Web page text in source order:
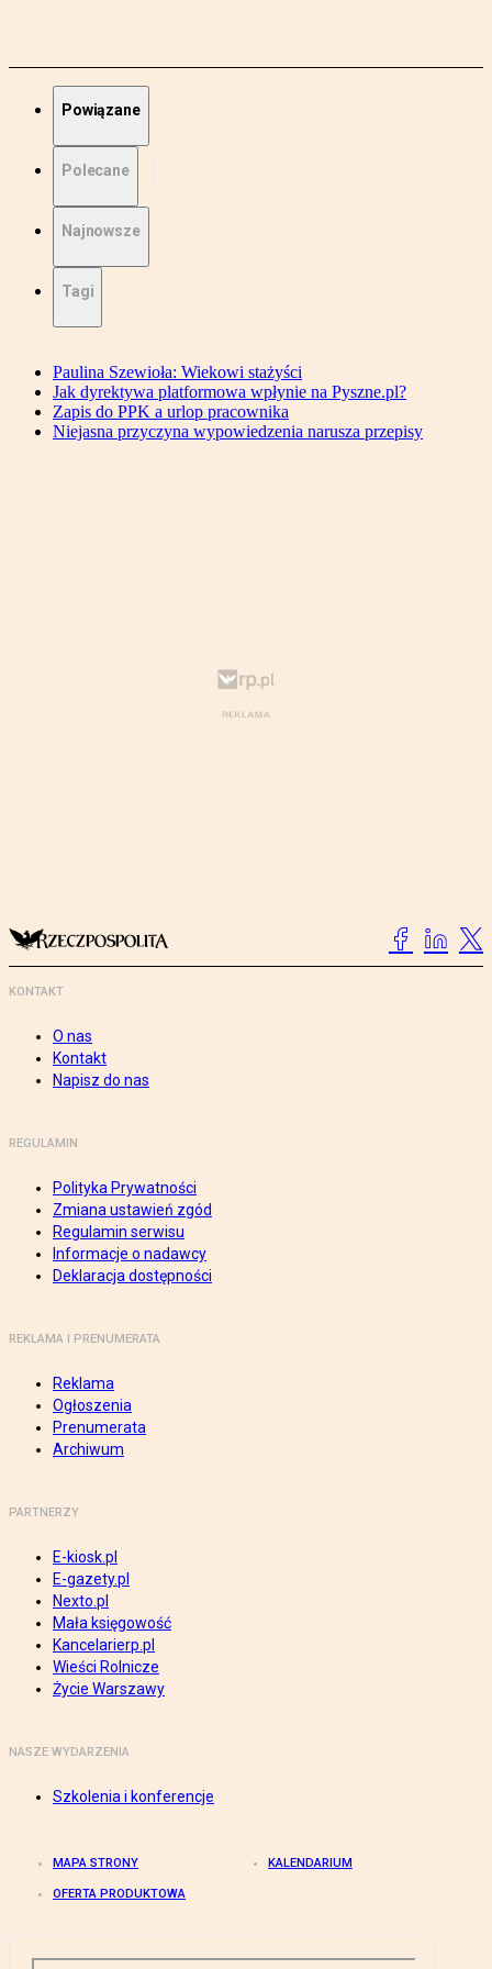
Powiązane
Polecane
Najnowsze
Tagi
Paulina Szewioła: Wiekowi stażyści
Jak dyrektywa platformowa wpłynie na Pyszne.pl?
Zapis do PPK a urlop pracownika
Niejasna przyczyna wypowiedzenia narusza przepisy
KONTAKT
O nas
Kontakt
Napisz do nas
REGULAMIN
Polityka Prywatności
Zmiana ustawień zgód
Regulamin serwisu
Informacje o nadawcy
Deklaracja dostępności
REKLAMA I PRENUMERATA
Reklama
Ogłoszenia
Prenumerata
Archiwum
PARTNERZY
E-kiosk.pl
E-gazety.pl
Nexto.pl
Mała księgowość
Kancelarierp.pl
Wieści Rolnicze
Życie Warszawy
NASZE WYDARZENIA
Szkolenia i konferencje
MAPA STRONY KALENDARIUM
OFERTA PRODUKTOWA